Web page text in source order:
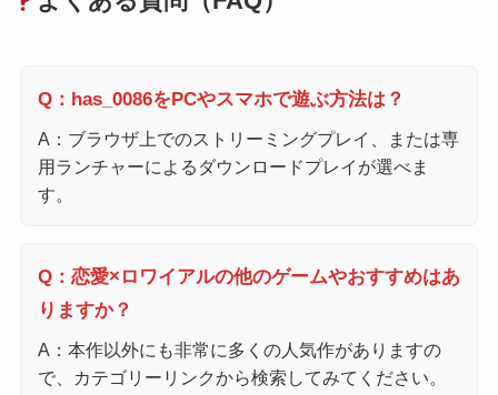
Q：has_0086をPCやスマホで遊ぶ方法は？
A：ブラウザ上でのストリーミングプレイ、または専
用ランチャーによるダウンロードプレイが選べま
す。
Q：恋愛×ロワイアルの他のゲームやおすすめはあ
りますか？
A：本作以外にも非常に多くの人気作がありますの
で、カテゴリーリンクから検索してみてください。